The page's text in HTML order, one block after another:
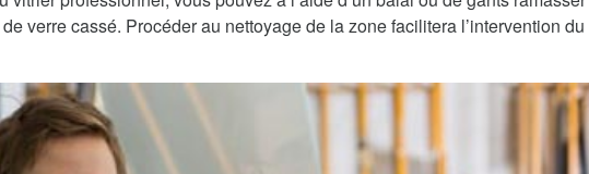
verre cassé. Procéder au nettoyage de la zone facilitera l’intervention du